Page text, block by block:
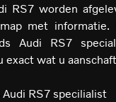
RS7 worden
met informatie.
Audi RS7
wat u
RS7 specilialist